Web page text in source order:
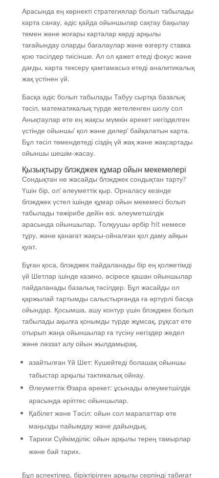
Арасында ең көрнекті стратегиялар болып табылады
карта санау, әдіс қайда ойыншылар сақтау бақылау
төмен және жоғары карталар көрді арқылы
тағайындау оларды бағалаулар және өзгерту ставка
қою тәсілдер тиісінше. Ал ол қажет етеді фокус және
дағды, карта тексеру қамтамасыз етеді аналитикалық
жақ үстінен үй.
Басқа әдіс болып табылады Табуу сыртқа базалық
тәсіл, математикалық түрде жетеленген шолу сол
Анықтаулар өте ең жақсы мүмкін әрекет негізделген
үстінде ойыншы’ қол және дилер’ байқалатын карта.
Бұл тәсіл төмендетеді сіздің үй жақ және жақсартады
ойыншы шешім-жасау.
Қызықтыру блэкджек құмар ойын мекемелері
Сондықтан не жасайды блэкджек сондықтан тарту?
Үшін бір, ол’ әлеуметтік қыр. Орналасу кезінде
блэкджек үстел ішінде құмар ойын мекемесі болып
табылады тәжірибе дейін өзі. әлеуметшілдік
арасында ойыншылар, Толқуушы әрбір hit немесе
тұру, және қанағат жақсы-ойналған қол даму айқын
қуат.
Бұған қоса, блэкджек пайдаланады бір ең қолжетімді
үй Шетлар ішінде казино, әсіресе қашан ойыншылар
пайдаланады базалық тәсілдер. Бұл жасайды ол
қаржылай тартымды салыстырғанда ға әртүрлі басқа
ойындар. Қосымша, ашу контур үшін блэкджек болып
табылады ақылға қонымды түрде жұмсақ, рұқсат ете
отырып жаңа ойыншылар ға түсіну негіздер жедел
және ләззат алу ойын жылдамырақ.
азайтылған Үй Шет: Күшейтеді болашақ ойыншы
табыстар арқылы тактикалық ойнау.
Әлеуметтік Өзара әрекет: ұсынады әлеуметшілдік
арасында әріптес ойыншылар.
Қабілет және Тәсіл: ойын сол марапаттар өте
маңызды пайымдау және дайындық.
Тарихи Сүйкімділік: ойын арқылы терең тамырлар
және бай тарих.
Бұл аспектілер, біріктірілген арқылы серпінді табиғат